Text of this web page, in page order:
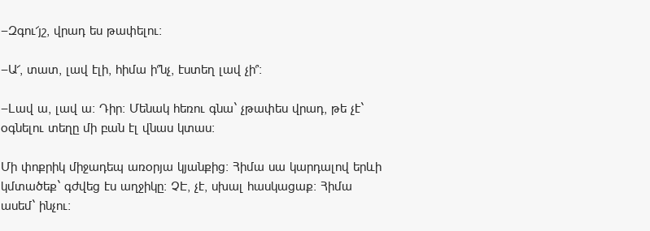
—Զգու՜յշ, վրադ ես թափելու։
—Ա՜, տատ, լավ էլի, հիմա ի՞նչ, էստեղ լավ չի՞։
—Լավ ա, լավ ա: Դիր: Մենակ հեռու գնա` չթափես վրադ, թե չէ`
օգնելու տեղը մի բան էլ վնաս կտաս։
Մի փոքրիկ միջադեպ առօրյա կյանքից։ Հիմա սա կարդալով երևի
կմտածեք` գժվեց էս աղջիկը։ ՉԷ, չէ, սխալ հասկացաք։ Հիմա
ասեմ` ինչու: